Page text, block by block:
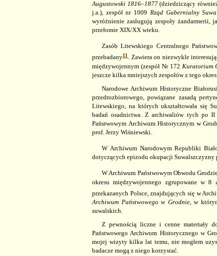
Augustowski 1816–1877(dziedziczący
j.a.), zespół nr 1009 Rząd Gubernialny
wyróżnienie zasługują zespoły
przełomie XIX/XX wieku.
Zasób Litewskiego Centralnego
przebadany11 . Zawiera on niezwykle
międzywojennym (zespół Nr 172 Kuratorium
jeszcze kilka mniejszych zespołów z tego
Narodowe Archiwum Historyczne
przedrozbiorowego, powiązane zasadą
Litewskiego, na których ukształtowała się
badań osadnictwa. Z archiwaliów tych po II
Państwowym Archiwum Historycznym w
prof. Jerzy Wiśniewski.
W Archiwum Narodowym Republiki
dotyczących epizodu okupacji Suwalszczyzny
W Archiwum Państwowym Obwodu
okresu międzywojennego zgrupowane w 8
przekazanych Polsce, znajdujących się w
Archiwum Państwowego w Grodnie,w
suwalskich.
Z pewnością liczne i cenne materiały
Państwowego Archiwum Historycznego w
mojej wizyty kilka lat temu, nie mogłem
badacze mogą z niego korzystać.